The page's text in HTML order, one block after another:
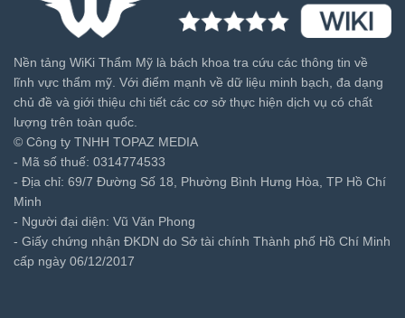
Nền tảng WiKi Thẩm Mỹ là bách khoa tra cứu các thông tin về
lĩnh vực thẩm mỹ. Với điểm mạnh về dữ liệu minh bạch, đa dạng
chủ đề và giới thiệu chi tiết các cơ sở thực hiện dịch vụ có chất
lượng trên toàn quốc.
© Công ty TNHH TOPAZ MEDIA
- Mã số thuế: 0314774533
- Địa chỉ: 69/7 Đường Số 18, Phường Bình Hưng Hòa, TP Hồ Chí
Minh
- Người đại diện: Vũ Văn Phong
- Giấy chứng nhận ĐKDN do Sở tài chính Thành phố Hồ Chí Minh
cấp ngày 06/12/2017